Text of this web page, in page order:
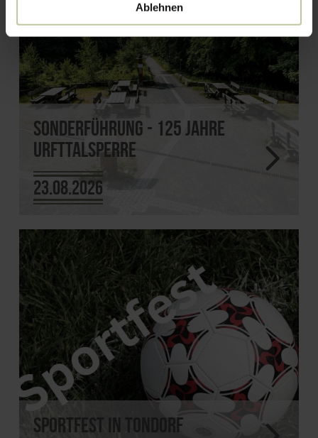
Ablehnen
Sonderführung - 125 Jahre
Urfttalsperre
23.08.2026
Sportfest in Tondorf